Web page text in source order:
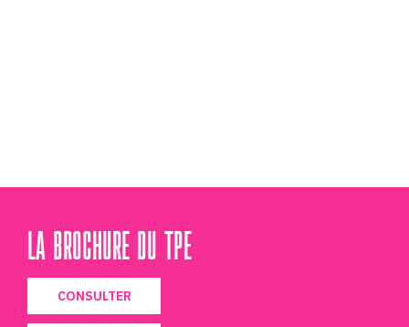
LA BROCHURE DU TPE
CONSULTER